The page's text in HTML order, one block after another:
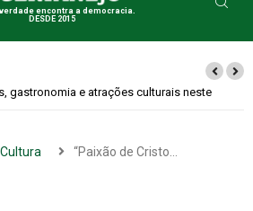
encontra a democracia.
DESDE 2015
e conspiração em um suspense imprevisível
“Paixão de Cristo…